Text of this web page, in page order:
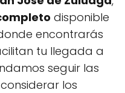
disponible
encontrarás
tu llegada a
seguir las
los